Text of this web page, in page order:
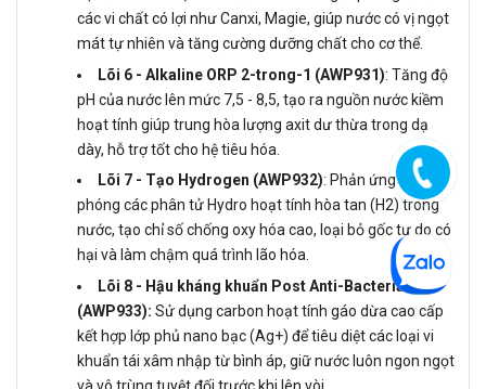
các vi chất có lợi như Canxi, Magie, giúp nước có vị ngọt
mát tự nhiên và tăng cường dưỡng chất cho cơ thể.
Lõi 6 - Alkaline ORP 2-trong-1 (AWP931): Tăng độ
pH của nước lên mức 7,5 - 8,5, tạo ra nguồn nước kiềm
hoạt tính giúp trung hòa lượng axit dư thừa trong dạ
dày, hỗ trợ tốt cho hệ tiêu hóa.
Lõi 7 - Tạo Hydrogen (AWP932): Phản ứng giải
phóng các phân tử Hydro hoạt tính hòa tan (H2) trong
nước, tạo chỉ số chống oxy hóa cao, loại bỏ gốc tự do có
hại và làm chậm quá trình lão hóa.
Lõi 8 - Hậu kháng khuẩn Post Anti-Bacteria
(AWP933): Sử dụng carbon hoạt tính gáo dừa cao cấp
kết hợp lớp phủ nano bạc (Ag+) để tiêu diệt các loại vi
khuẩn tái xâm nhập từ bình áp, giữ nước luôn ngon ngọt
và vô trùng tuyệt đối trước khi lên vòi.